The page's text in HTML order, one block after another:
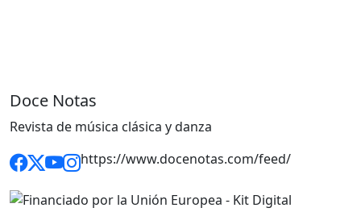
Doce Notas
Revista de música clásica y danza
https://www.docenotas.com/feed/